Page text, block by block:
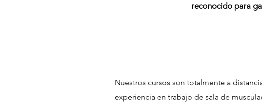
reconocido para
Nuestros cursos son totalmente a
experiencia en trabajo de sala de